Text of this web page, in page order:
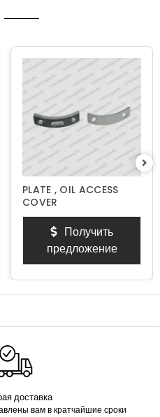
PLATE , OIL ACCESS
COVER
Получить
предложение
доставка
вам в кратчайшие сроки